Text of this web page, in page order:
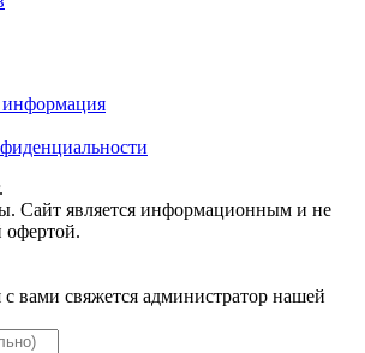
Сайт является информационным и не
офертой.
вами свяжется администратор нашей